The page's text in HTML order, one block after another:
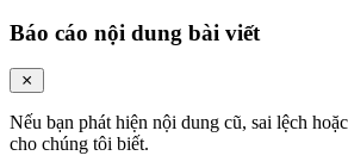
Báo cáo nội dung bài viết
Nếu bạn phát hiện nội dung cũ, sai lệch
cho chúng tôi biết.